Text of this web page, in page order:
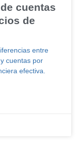
cuentas
de
entre
cuentas por
efectiva.